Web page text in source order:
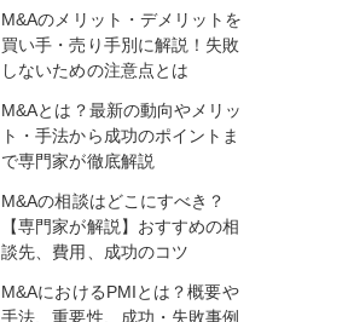
M&Aのメリット・デメリットを
買い手・売り手別に解説！失敗
しないための注意点とは
M&Aとは？最新の動向やメリッ
ト・手法から成功のポイントま
で専門家が徹底解説
M&Aの相談はどこにすべき？
【専門家が解説】おすすめの相
談先、費用、成功のコツ
M&AにおけるPMIとは？概要や
手法、重要性、成功・失敗事例